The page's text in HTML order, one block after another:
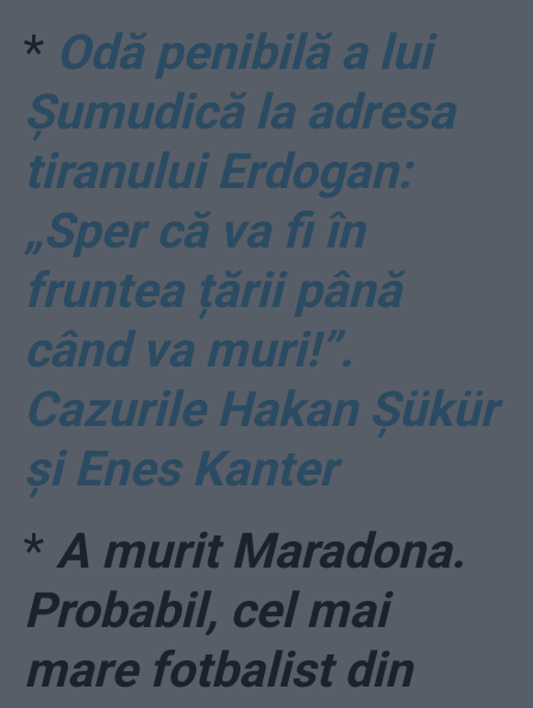
* Odă penibilă a lui
Șumudică la adresa
tiranului Erdogan:
„Sper că va fi în
fruntea țării până
când va muri!”.
Cazurile Hakan Șükür
și Enes Kanter
* A murit Maradona.
Probabil, cel mai
mare fotbalist din